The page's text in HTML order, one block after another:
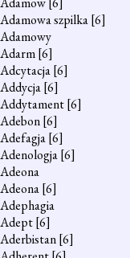
Adamowa szpilka[6]
Adamowy
Adarm[6]
Adcytacja[6]
Addycja[6]
Addytament[6]
Adebon[6]
Adefagja[6]
Adenologja[6]
Adeona
Adeona[6]
Adephagia
Adept[6]
Aderbistan[6]